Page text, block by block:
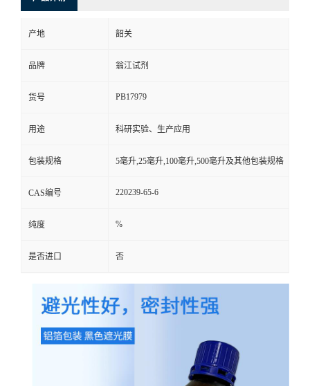
产地 韶关
品牌 翁江试剂
货号 PB17979
用途 科研实验、生产应用
包装规格 5毫升,25毫升,100毫升,500毫升及其他包装规格
CAS编号 220239-65-6
纯度 %
是否进口 否